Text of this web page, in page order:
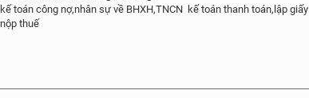
kế toán công nợ,nhân sự về BHXH,TNCN kế toán thanh toán,lập giấy
nộp thuế